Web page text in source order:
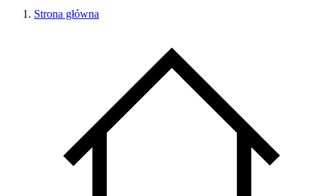
Strona główna